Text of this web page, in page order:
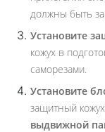
должны быть
Установите
кожух в
саморезами.
Установите
защитный
выдвижной